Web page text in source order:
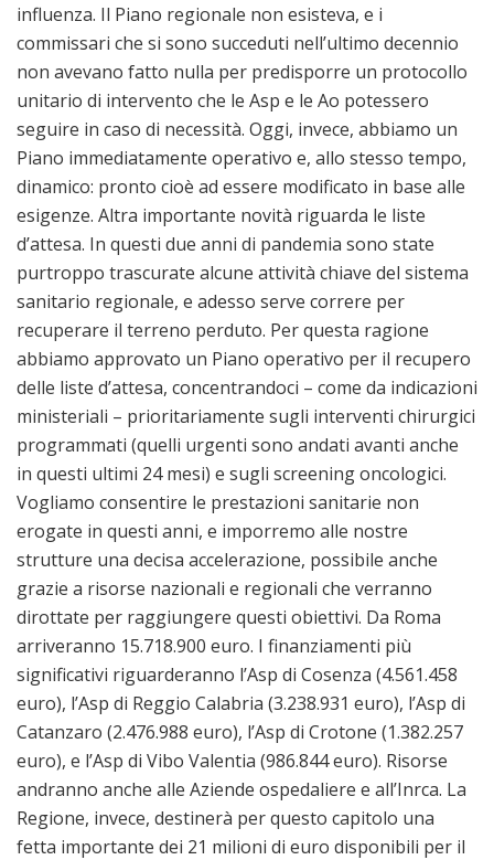
influenza. Il Piano regionale non esisteva, e i
commissari che si sono succeduti nell’ultimo decennio
non avevano fatto nulla per predisporre un protocollo
unitario di intervento che le Asp e le Ao potessero
seguire in caso di necessità. Oggi, invece, abbiamo un
Piano immediatamente operativo e, allo stesso tempo,
dinamico: pronto cioè ad essere modificato in base alle
esigenze. Altra importante novità riguarda le liste
d’attesa. In questi due anni di pandemia sono state
purtroppo trascurate alcune attività chiave del sistema
sanitario regionale, e adesso serve correre per
recuperare il terreno perduto. Per questa ragione
abbiamo approvato un Piano operativo per il recupero
delle liste d’attesa, concentrandoci – come da indicazioni
ministeriali – prioritariamente sugli interventi chirurgici
programmati (quelli urgenti sono andati avanti anche
in questi ultimi 24 mesi) e sugli screening oncologici.
Vogliamo consentire le prestazioni sanitarie non
erogate in questi anni, e imporremo alle nostre
strutture una decisa accelerazione, possibile anche
grazie a risorse nazionali e regionali che verranno
dirottate per raggiungere questi obiettivi. Da Roma
arriveranno 15.718.900 euro. I finanziamenti più
significativi riguarderanno l’Asp di Cosenza (4.561.458
euro), l’Asp di Reggio Calabria (3.238.931 euro), l’Asp di
Catanzaro (2.476.988 euro), l’Asp di Crotone (1.382.257
euro), e l’Asp di Vibo Valentia (986.844 euro). Risorse
andranno anche alle Aziende ospedaliere e all’Inrca. La
Regione, invece, destinerà per questo capitolo una
fetta importante dei 21 milioni di euro disponibili per il